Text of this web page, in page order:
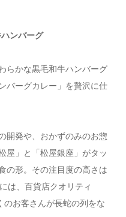
ンバーグ
らかな黒毛和牛ハンバーグ
バーグカレー」を贅沢に仕
開発や、おかずのみのお惣
屋」と「松屋銀座」がタッ
の形。その注目度の高さは
は、百貨店クオリティ
のお客さんが長蛇の列をな